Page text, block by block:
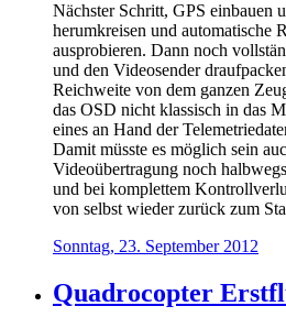
Nächster Schritt, GPS einbauen
herumkreisen und automatische
ausprobieren. Dann noch
und den Videosender
Reichweite von dem ganzen
das OSD nicht klassisch in das
eines an Hand der
Damit müsste es möglich sein
Videoübertragung noch
und bei komplettem
von selbst wieder zurück zum
Sonntag, 23. September 2012
Quadrocopter